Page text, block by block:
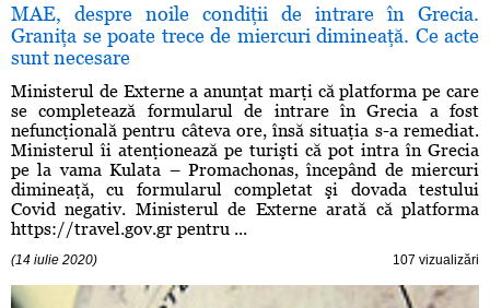
MAE, despre noile condiţii de intrare în Grecia.
Graniţa se poate trece de miercuri dimineaţă. Ce acte
sunt necesare
Ministerul de Externe a anunţat marţi că platforma pe care
se completează formularul de intrare în Grecia a fost
nefuncţională pentru câteva ore, însă situaţia s-a remediat.
Ministerul îi atenţionează pe turişti că pot intra în Grecia
pe la vama Kulata – Promachonas, începând de miercuri
dimineaţă, cu formularul completat şi dovada testului
Covid negativ. Ministerul de Externe arată că platforma
https://travel.gov.gr pentru ...
(14 iulie 2020) 107 vizualizări